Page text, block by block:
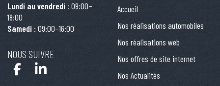
Lundi au vendredi : 09:00–
18:00
Samedi : 09:00–16:00
NOUS SUIVRE
Accueil
Nos réalisations automobiles
Nos réalisations web
Nos offres de site internet
Nos Actualités